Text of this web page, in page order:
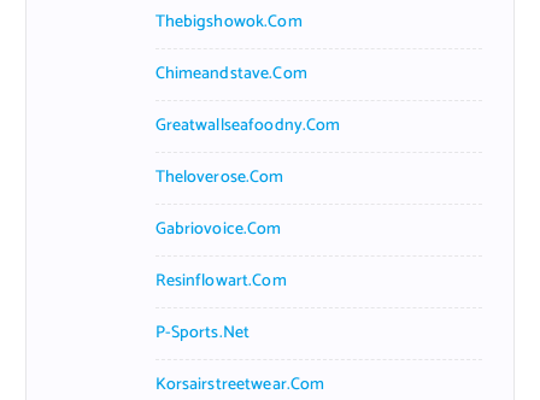
Thebigshowok.com
Chimeandstave.com
Greatwallseafoodny.com
Theloverose.com
Gabriovoice.com
Resinflowart.com
P-Sports.net
Korsairstreetwear.com